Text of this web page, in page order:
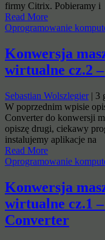
firmy Citrix. Pobieramy i
Read More
Oprogramowanie
Konwersja
wirtualne cz.2
Sebastian Wolszlegier| 3
W poprzednim wpisie
Converter do konwersji
opiszę drugi, ciekawy
instalujemy aplikacje na
Read More
Oprogramowanie
Konwersja
wirtualne cz.1
Converter